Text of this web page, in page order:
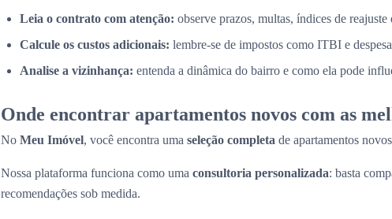
Leia o contrato com atenção: observe prazos, multas, índices de
Calcule os custos adicionais: lembre-se de impostos como ITBI e
Analise a vizinhança: entenda a dinâmica do bairro e como ela pode
Onde encontrar apartamentos novos com as
No Meu Imóvel, você encontra uma seleção completa de apartamentos
Nossa plataforma funciona como uma consultoria personalizada: basta
recomendações sob medida.